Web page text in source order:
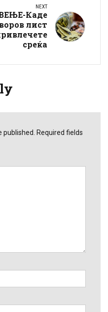
NEXT
Каде
лист
среќа
published. Required fields